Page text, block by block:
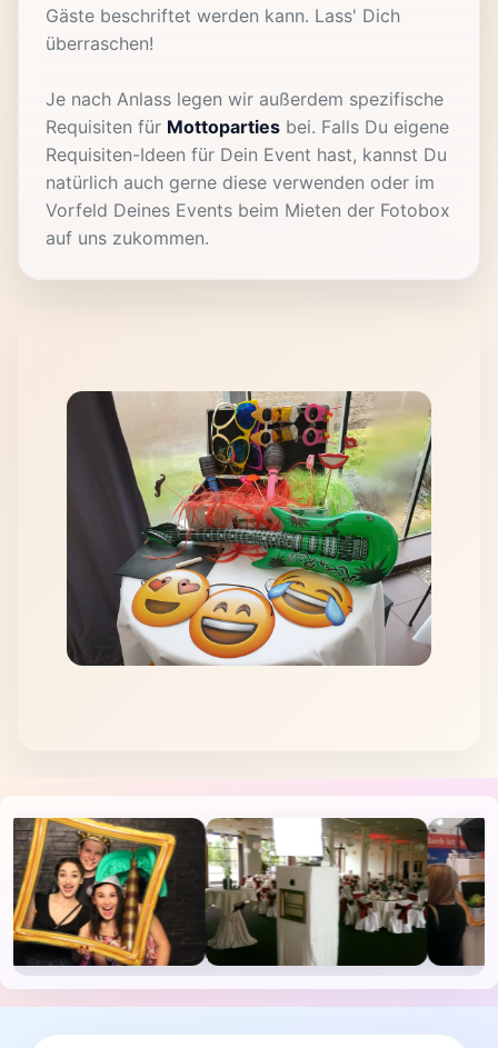
Gäste beschriftet werden kann. Lass' Dich
überraschen!
Je nach Anlass legen wir außerdem spezifische
Requisiten für Mottoparties bei. Falls Du eigene
Requisiten-Ideen für Dein Event hast, kannst Du
natürlich auch gerne diese verwenden oder im
Vorfeld Deines Events beim Mieten der Fotobox
auf uns zukommen.